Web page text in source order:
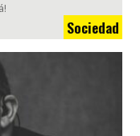
Sociedad